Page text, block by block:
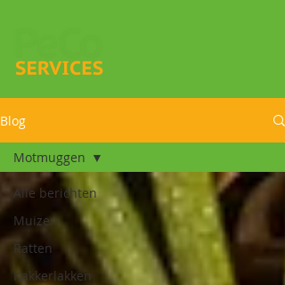
Blog
Alle berichten
Muizen
Ratten
Kakkerlakken
Motmuggen